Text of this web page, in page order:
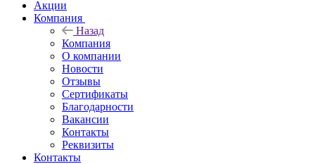
Акции
Компания
Назад
Компания
О компании
Новости
Отзывы
Сертификаты
Благодарности
Вакансии
Контакты
Реквизиты
Контакты